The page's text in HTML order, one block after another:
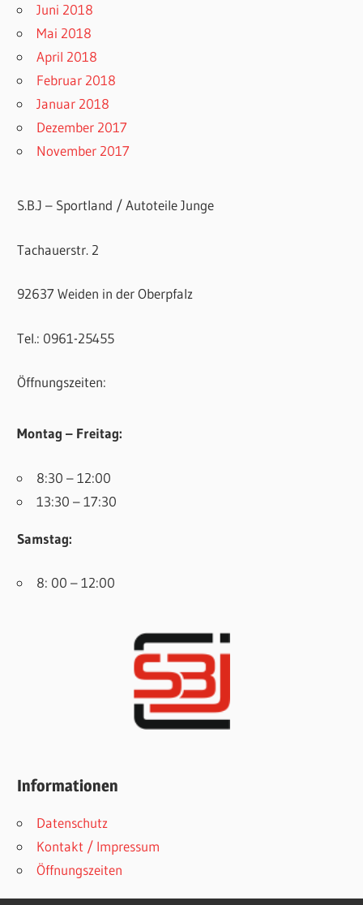
Juni 2018
Mai 2018
April 2018
Februar 2018
Januar 2018
Dezember 2017
November 2017
S.B.J – Sportland / Autoteile Junge
Tachauerstr. 2
92637 Weiden in der Oberpfalz
Tel.: 0961-25455
Öffnungszeiten:
Montag – Freitag:
8:30 – 12:00
13:30 – 17:30
Samstag:
8: 00 – 12:00
Informationen
Datenschutz
Kontakt / Impressum
Öffnungszeiten